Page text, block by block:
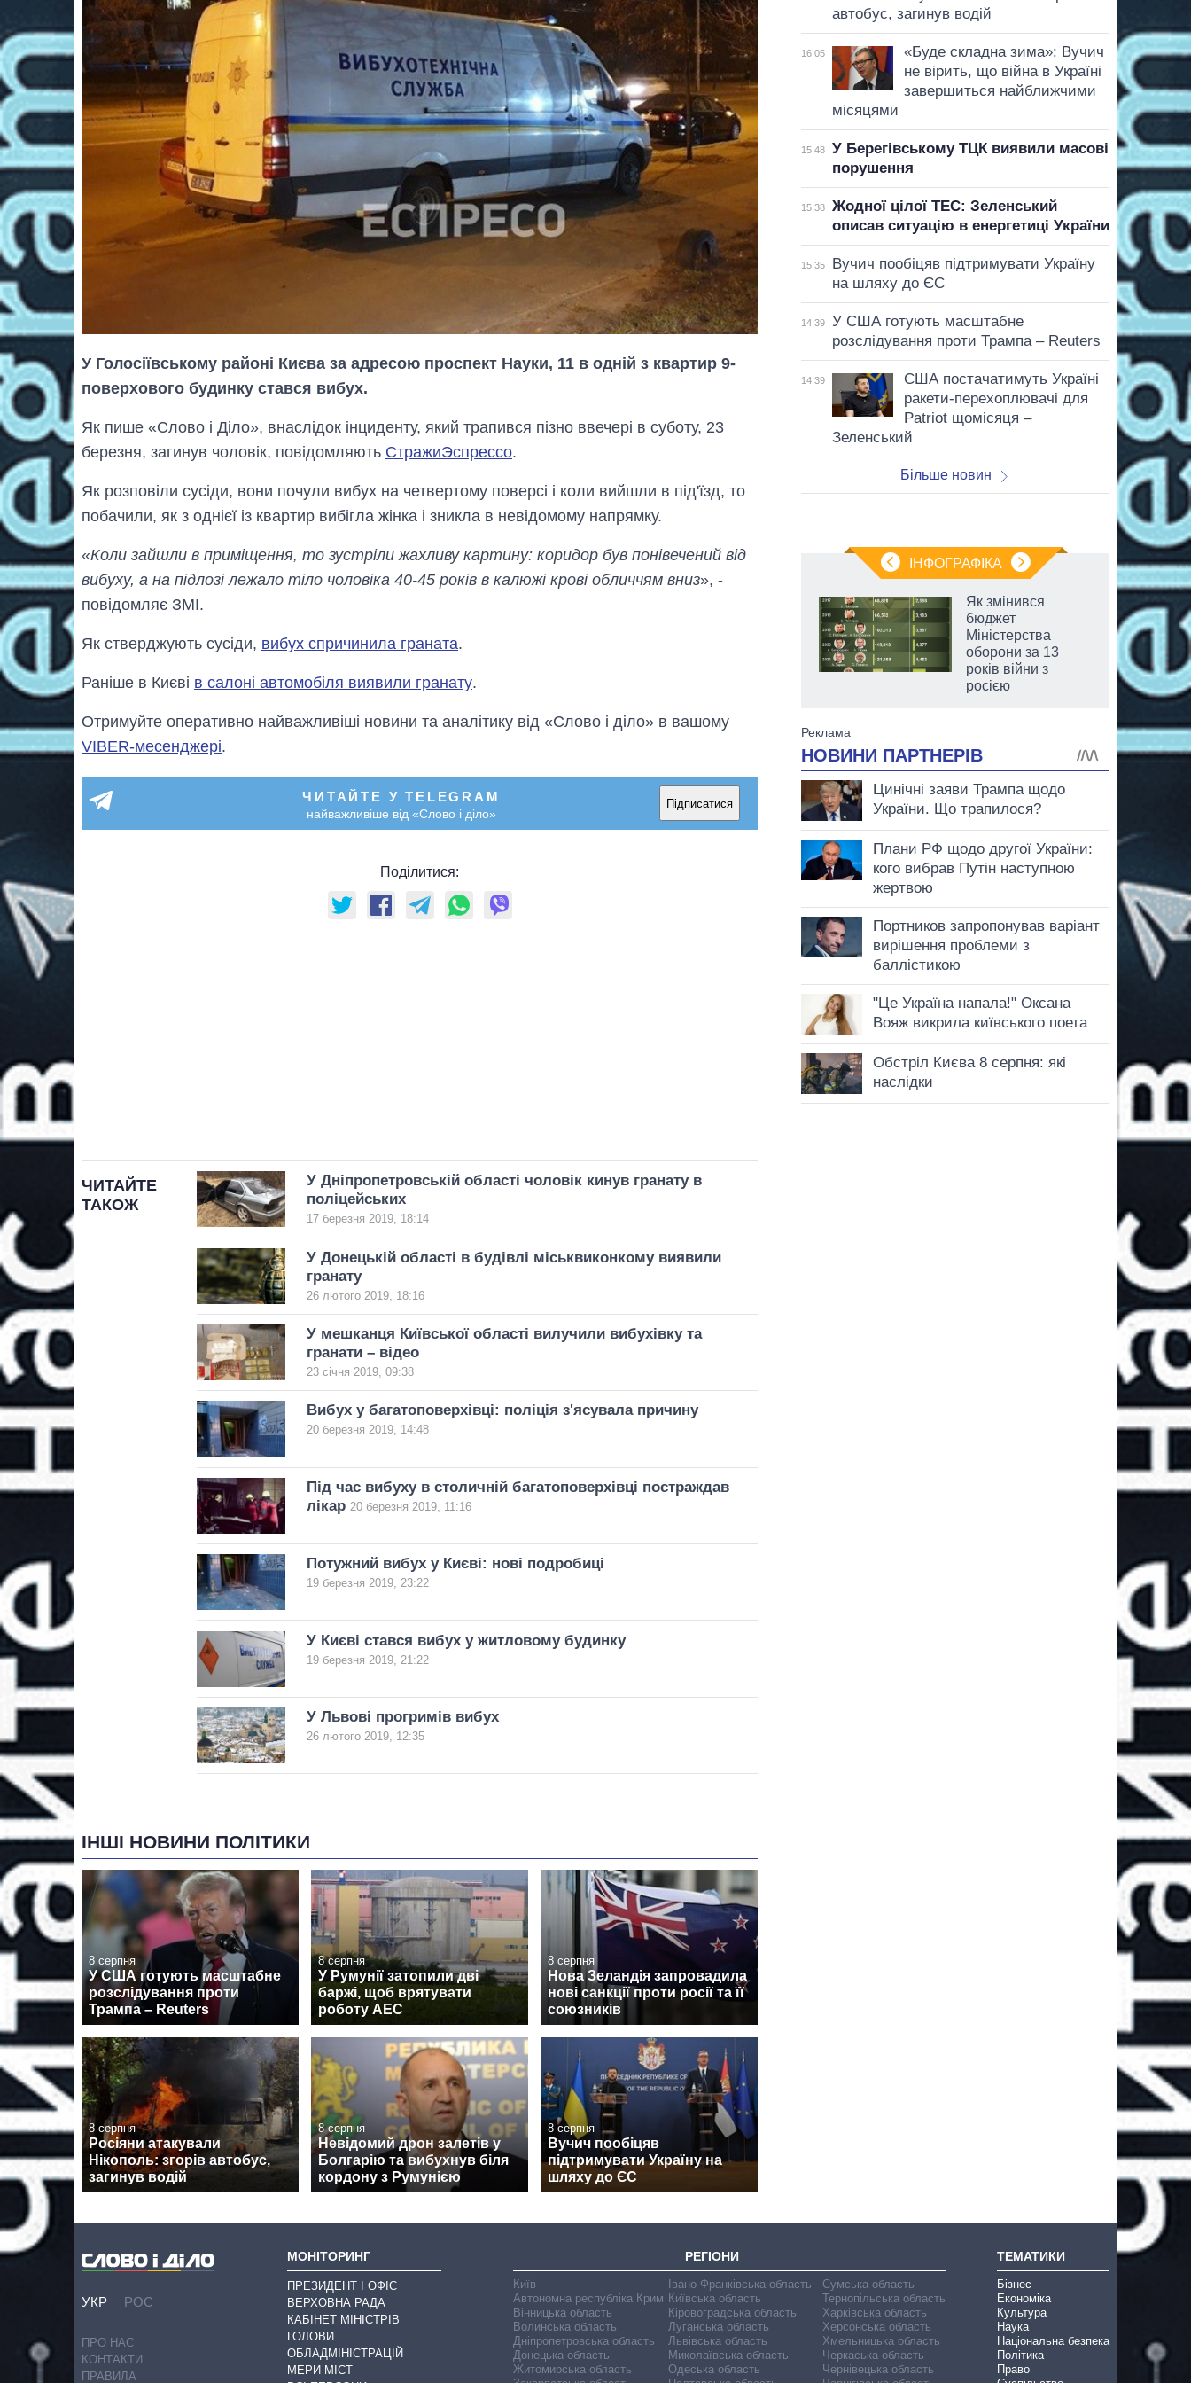
У Голосіївському районі Києва за адресою проспект Науки, 11 в одній з квартир 9-
поверхового будинку стався вибух.
Як пише «Слово і Діло», внаслідок інциденту, який трапився пізно ввечері в суботу, 23
березня, загинув чоловік, повідомляють СтражиЭспрессо.
Як розповіли сусіди, вони почули вибух на четвертому поверсі і коли вийшли в під'їзд, то
побачили, як з однієї із квартир вибігла жінка і зникла в невідомому напрямку.
«Коли зайшли в приміщення, то зустріли жахливу картину: коридор був понівечений від
вибуху, а на підлозі лежало тіло чоловіка 40-45 років в калюжі крові обличчям вниз», -
повідомляє ЗМІ.
Як стверджують сусіди, вибух спричинила граната.
Раніше в Києві в салоні автомобіля виявили гранату.
Отримуйте оперативно найважливіші новини та аналітику від «Слово і діло» в вашому
VIBER-месенджері.
ЧИТАЙТЕ У TELEGRAM
найважливіше від «Слово і діло»
Підписатися
Поділитися:
ЧИТАЙТЕ
ТАКОЖ
У Дніпропетровській області чоловік кинув гранату в
поліцейських
17 березня 2019, 18:14
У Донецькій області в будівлі міськвиконкому виявили
гранату
26 лютого 2019, 18:16
У мешканця Київської області вилучили вибухівку та
гранати – відео
23 січня 2019, 09:38
Вибух у багатоповерхівці: поліція з'ясувала причину
20 березня 2019, 14:48
Під час вибуху в столичній багатоповерхівці постраждав
лікар 20 березня 2019, 11:16
Потужний вибух у Києві: нові подробиці
19 березня 2019, 23:22
У Києві стався вибух у житловому будинку
19 березня 2019, 21:22
У Львові прогримів вибух
26 лютого 2019, 12:35
ІНШІ НОВИНИ ПОЛІТИКИ
8 серпня
У США готують масштабне
розслідування проти
Трампа – Reuters
8 серпня
У Румунії затопили дві
баржі, щоб врятувати
роботу АЕС
8 серпня
Нова Зеландія запровадила
нові санкції проти росії та її
союзників
8 серпня
Росіяни атакували
Нікополь: згорів автобус,
загинув водій
8 серпня
Невідомий дрон залетів у
Болгарію та вибухнув біля
кордону з Румунією
8 серпня
Вучич пообіцяв
підтримувати Україну на
шляху до ЄС
автобус, загинув водій
16:05
«Буде складна зима»: Вучич
не вірить, що війна в Україні
завершиться найближчими
місяцями
15:48
У Берегівському ТЦК виявили масові
порушення
15:38
Жодної цілої ТЕС: Зеленський
описав ситуацію в енергетиці України
15:35
Вучич пообіцяв підтримувати Україну
на шляху до ЄС
14:39
У США готують масштабне
розслідування проти Трампа – Reuters
14:39
США постачатимуть Україні
ракети-перехоплювачі для
Patriot щомісяця –
Зеленський
Більше новин
ІНФОГРАФІКА
Як змінився
бюджет
Міністерства
оборони за 13
років війни з
росією
УКР РОС
ПРО НАС
КОНТАКТИ
ПРАВИЛА
МОНІТОРИНГ
ПРЕЗИДЕНТ І ОФІС
ВЕРХОВНА РАДА
КАБІНЕТ МІНІСТРІВ
ГОЛОВИ
ОБЛАДМІНІСТРАЦІЙ
МЕРИ МІСТ
РЕГІОНИ
Київ
Автономна республіка Крим
Вінницька область
Волинська область
Дніпропетровська область
Донецька область
Житомирська область
Івано-Франківська область
Київська область
Кіровоградська область
Луганська область
Львівська область
Миколаївська область
Одеська область
Сумська область
Тернопільська область
Харківська область
Херсонська область
Хмельницька область
Черкаська область
Чернівецька область
ТЕМАТИКИ
Бізнес
Економіка
Культура
Наука
Національна безпека
Політика
Право